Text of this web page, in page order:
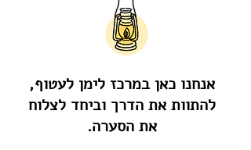
אנחנו כאן במרכז לימן לעטוף,
להתוות את הדרך וביחד לצלוח
את הסערה.